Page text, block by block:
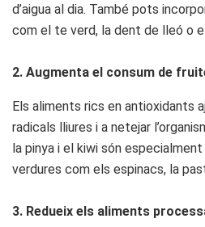
d’aigua al dia. També pots
com el te verd, la dent de lleó o
2. Augmenta el consum de
Els aliments rics en antioxidants
radicals lliures i a netejar
la pinya i el kiwi són
verdures com els espinacs, la
3. Redueix els aliments